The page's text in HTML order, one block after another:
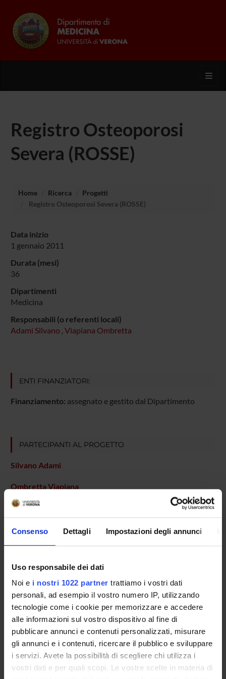
Consenso Dettagli Impostazioni degli annunci
Uso responsabile dei dati
Noi e i nostri 1022 partner trattiamo i vostri dati
personali, ad esempio il vostro numero IP, utilizzando
tecnologie come i cookie per memorizzare e accedere
alle informazioni sul vostro dispositivo al fine di
pubblicare annunci e contenuti personalizzati, misurare
gli annunci e i contenuti, ricercare il pubblico e sviluppare
i servizi. Avete la possibilità di scegliere chi utilizza i
vostri dati e per quali scopi. Le vostre scelte in materia di
Registro Osteoporosi
Severa (ROSSE)
Home Ricerca
Progetti
Registro Osteoporosi Severa (ROSSE)
Data inizio
1 gennaio 2011
Durata (mesi)
36
Dipartimenti
Medicina
Responsabili (o referenti locali)
Adami Silvano , Viapiana Ombretta
ENTI FINANZIATORI:
Finanziamento: assegnato e gestito dal Dipartimento
PARTECIPANTI AL PROGETTO
Silvano Adami
Ombretta Viapiana
Professore associato
AREE DI RICERCA COINVOLTE DAL PROGETTO
SEZIONI
Reumatologia